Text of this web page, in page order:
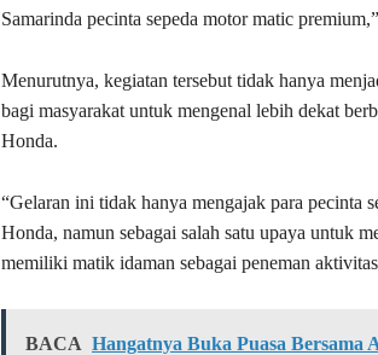
Samarinda pecinta sepeda motor matic
Menurutnya, kegiatan tersebut tidak hanya
bagi masyarakat untuk mengenal lebih dekat
Honda.
“Gelaran ini tidak hanya mengajak para pecinta
Honda, namun sebagai salah satu upaya untuk
memiliki matik idaman sebagai peneman
BACA Hangatnya Buka Puasa